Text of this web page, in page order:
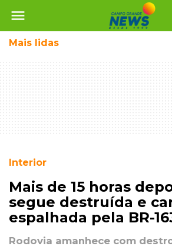
menu
Mais lidas
Interior
Mais de 15 horas
segue destruída e
espalhada pela BR-
Rodovia amanhece com